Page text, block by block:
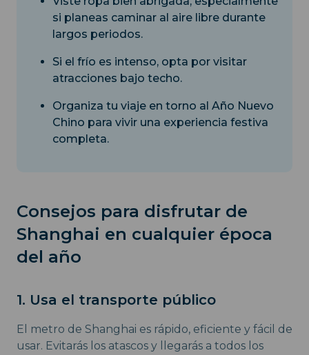
si planeas caminar al aire libre durante
largos periodos.
Si el frío es intenso, opta por visitar
atracciones bajo techo.
Organiza tu viaje en torno al Año Nuevo
Chino para vivir una experiencia festiva
completa.
Consejos para disfrutar de
Shanghai en cualquier época
del año
1. Usa el transporte público
El metro de Shanghai es rápido, eficiente y fácil de
usar. Evitarás los atascos y llegarás a todos los